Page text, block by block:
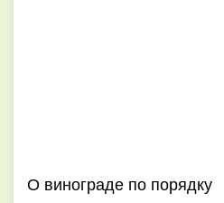
О винограде по порядку